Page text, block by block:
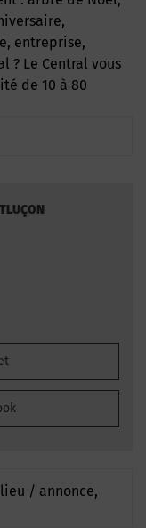
entreprise,
? Le Central vous
de 10 à 80
/ annonce,